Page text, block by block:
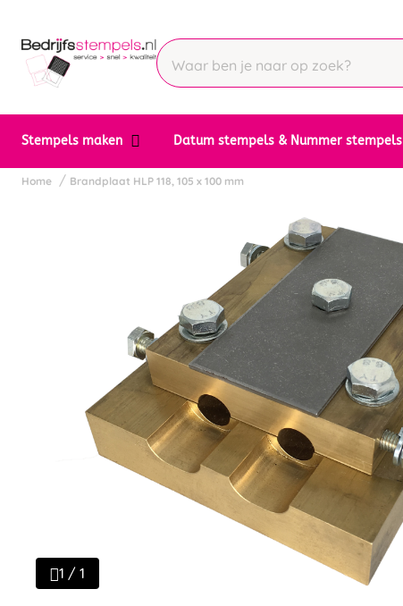
Stempels maken Datum stempels & Nummer stempels
Home Brandplaat HLP 118, 105 x 100 mm
1 / 1